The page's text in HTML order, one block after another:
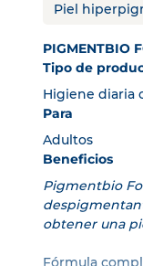
Piel
PIGMENTBIO
Tipo de
Higiene diaria
Para
Adultos
Beneficios
Pigmentbio
obtener una
Fórmula